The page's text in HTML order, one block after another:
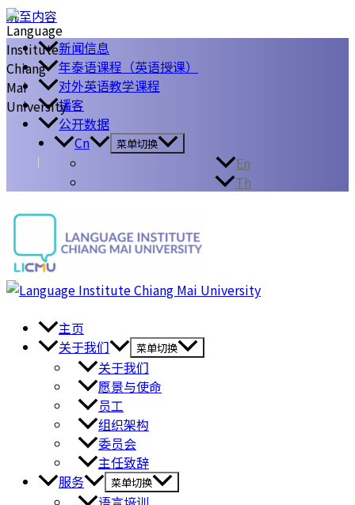
跳至内容
新闻信息
年泰语课程（英语授课）
对外英语教学课程
播客
公开数据
Cn
菜单切换
En
Th
主页
关于我们
菜单切换
关于我们
愿景与使命
员工
组织架构
委员会
主任致辞
服务
菜单切换